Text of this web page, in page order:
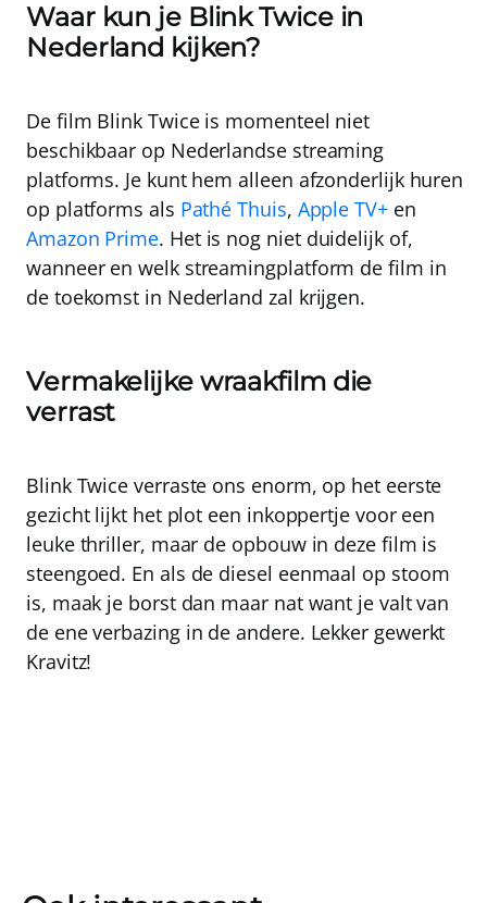
Waar kun je Blink Twice in
Nederland kijken?
De film Blink Twice is momenteel niet
beschikbaar op Nederlandse streaming
platforms. Je kunt hem alleen afzonderlijk huren
op platforms als Pathé Thuis, Apple TV+en
Amazon Prime. Het is nog niet duidelijk of,
wanneer en welk streamingplatform de film in
de toekomst in Nederland zal krijgen.
Vermakelijke wraakfilm die
verrast
Blink Twice verraste ons enorm, op het eerste
gezicht lijkt het plot een inkoppertje voor een
leuke thriller, maar de opbouw in deze film is
steengoed. En als de diesel eenmaal op stoom
is, maak je borst dan maar nat want je valt van
de ene verbazing in de andere. Lekker gewerkt
Kravitz!